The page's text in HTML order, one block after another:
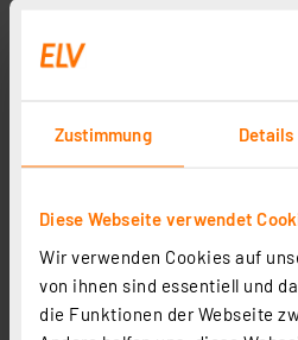
Zustimmung Details
Diese Webseite verwendet
Wir verwenden Cookies auf
von ihnen sind essentiell und
die Funktionen der Webseite
dimmbar, IP20, klar
Artikel-Nr. 258344
Produktdatenblatt